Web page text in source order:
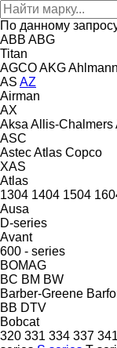
По данному
ABB ABG
Titan
AGCOAKGAhlmann
AS AZ
Airman
AX
Aksa Allis-Chalmers
ASC
AstecAtlas Copco
XAS
Atlas
1304 1404 1504
Ausa
D-series
Avant
600 - series
BOMAG
BC BM BW
Barber-Greene
BB DTV
Bobcat
320 331 334 337 341